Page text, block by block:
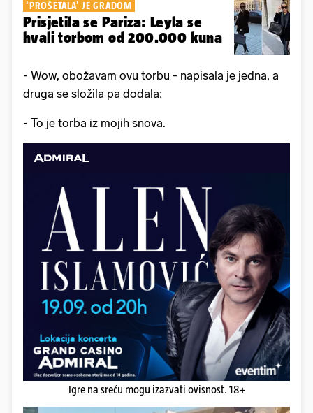
'PROŠETALA' JE GRADOM
Prisjetila se Pariza: Leyla se
hvali torbom od 200.000 kuna
- Wow, obožavam ovu torbu - napisala je jedna, a
druga se složila pa dodala:
- To je torba iz mojih snova.
Igre na sreću mogu izazvati ovisnost. 18+